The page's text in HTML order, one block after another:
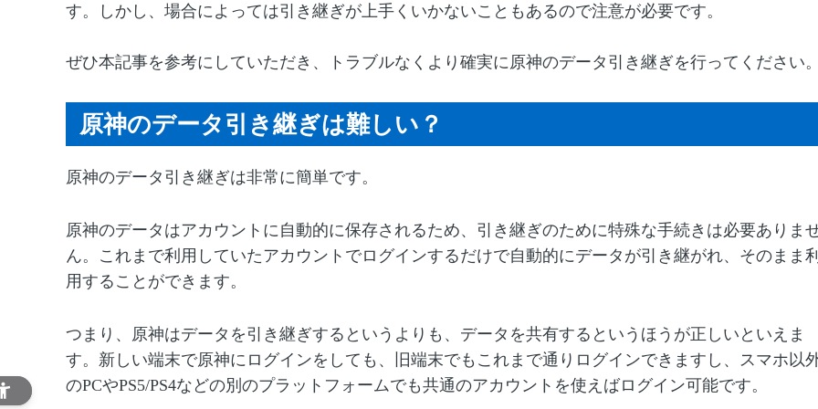
す。しかし、場合によっては引き継ぎが上手くいかないこともあるので注意が必要です。
ぜひ本記事を参考にしていただき、トラブルなくより確実に原神のデータ引き継ぎを行ってください。
原神のデータ引き継ぎは難しい？
原神のデータ引き継ぎは非常に簡単です。
原神のデータはアカウントに自動的に保存されるため、引き継ぎのために特殊な手続きは必要ありま
ん。これまで利用していたアカウントでログインするだけで自動的にデータが引き継がれ、そのまま利
用することができます。
つまり、原神はデータを引き継ぎするというよりも、データを共有するというほうが正しいといえま
す。新しい端末で原神にログインをしても、旧端末でもこれまで通りログインできますし、スマホ以
のPCやPS5/PS4などの別のプラットフォームでも共通のアカウントを使えばログイン可能です。